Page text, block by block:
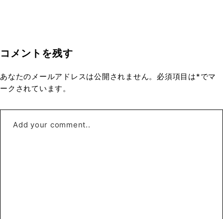
コメントを残す
あなたのメールアドレスは公開されません。必須項目は*でマ
ークされています。